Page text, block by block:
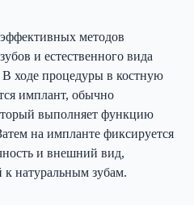
методов
и естественного вида
ходе процедуры в костную
имплант, обычно
выполняет функцию
на импланте фиксируется
и внешний вид,
натуральным зубам.